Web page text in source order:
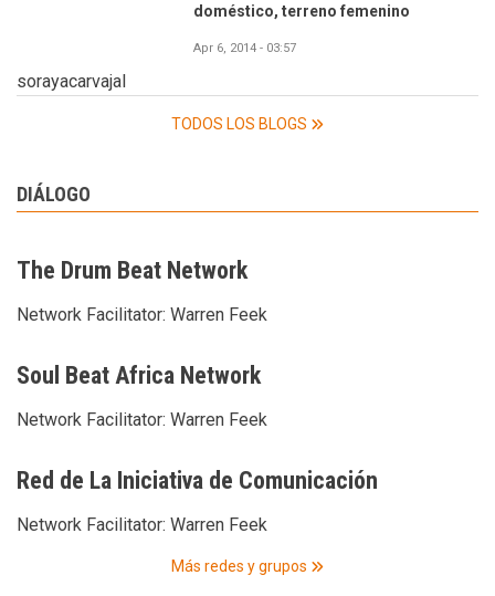
doméstico, terreno femenino
Apr 6, 2014 - 03:57
sorayacarvajal
TODOS LOS BLOGS
DIÁLOGO
The Drum Beat Network
Network Facilitator: Warren Feek
Soul Beat Africa Network
Network Facilitator: Warren Feek
Red de La Iniciativa de Comunicación
Network Facilitator: Warren Feek
Más redes y grupos